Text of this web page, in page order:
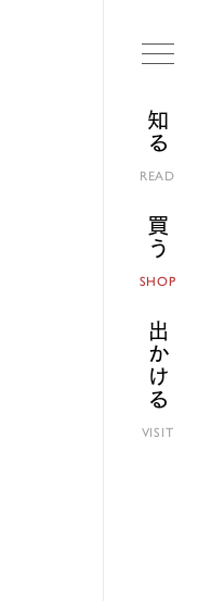
知る
READ
買う
SHOP
出かける
VISIT